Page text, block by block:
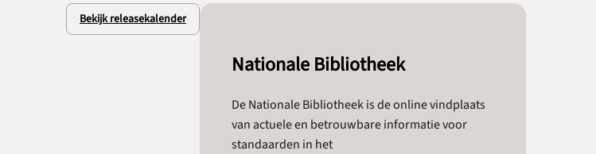
Bekijk releasekalender
Nationale Bibliotheek
De Nationale Bibliotheek is de online vindplaats
van actuele en betrouwbare informatie voor
standaarden in het